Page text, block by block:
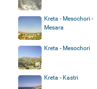
Kreta - Mesochori -
Mesara
Kreta - Mesochori
Kreta - Kastri